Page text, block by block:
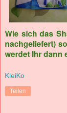
Wie sich das
nachgeliefert)
werdet Ihr dann
KleiKo
Teilen